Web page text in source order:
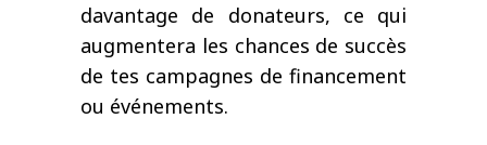
davantage de donateurs, ce qui
augmentera les chances de succès
de tes campagnes de financement
ou événements.